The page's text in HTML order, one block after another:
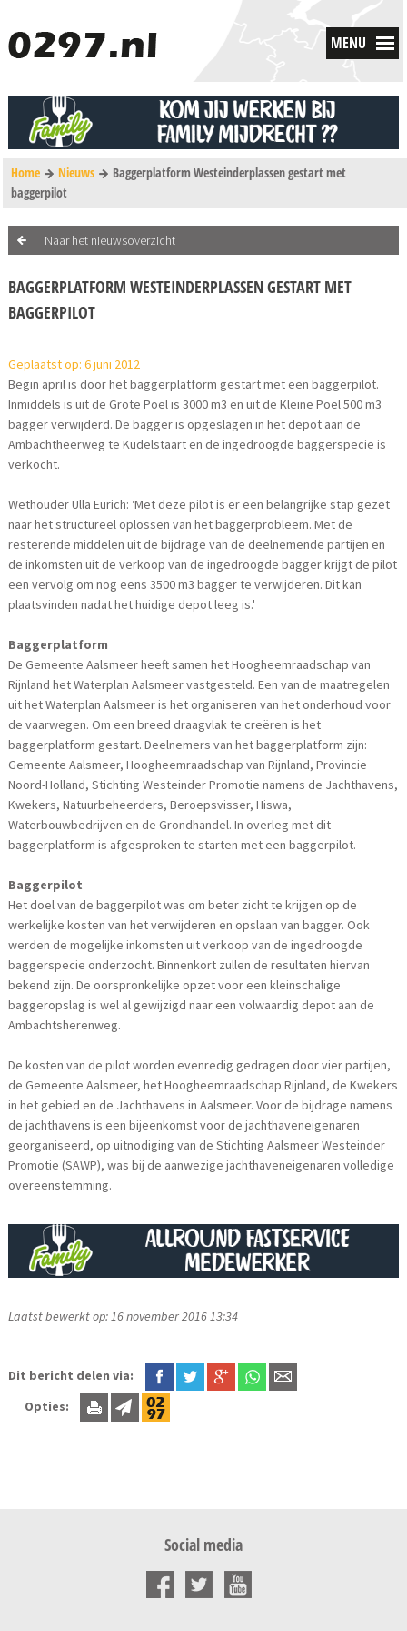
MENU
Home Nieuws
Baggerplatform Westeinderplassen gestart met
baggerpilot
Naar het nieuwsoverzicht
BAGGERPLATFORM WESTEINDERPLASSEN GESTART MET
BAGGERPILOT
Geplaatst op: 6 juni 2012
Begin april is door het baggerplatform gestart met een baggerpilot.
Inmiddels is uit de Grote Poel is 3000 m3 en uit de Kleine Poel 500 m3
bagger verwijderd. De bagger is opgeslagen in het depot aan de
Ambachtheerweg te Kudelstaart en de ingedroogde baggerspecie is
verkocht.
Wethouder Ulla Eurich: ‘Met deze pilot is er een belangrijke stap gezet
naar het structureel oplossen van het baggerprobleem. Met de
resterende middelen uit de bijdrage van de deelnemende partijen en
de inkomsten uit de verkoop van de ingedroogde bagger krijgt de pilot
een vervolg om nog eens 3500 m3 bagger te verwijderen. Dit kan
plaatsvinden nadat het huidige depot leeg is.'
Baggerplatform
De Gemeente Aalsmeer heeft samen het Hoogheemraadschap van
Rijnland het Waterplan Aalsmeer vastgesteld. Een van de maatregelen
uit het Waterplan Aalsmeer is het organiseren van het onderhoud voor
de vaarwegen. Om een breed draagvlak te creëren is het
baggerplatform gestart. Deelnemers van het baggerplatform zijn:
Gemeente Aalsmeer, Hoogheemraadschap van Rijnland, Provincie
Noord-Holland, Stichting Westeinder Promotie namens de Jachthavens,
Kwekers, Natuurbeheerders, Beroepsvisser, Hiswa,
Waterbouwbedrijven en de Grondhandel. In overleg met dit
baggerplatform is afgesproken te starten met een baggerpilot.
Baggerpilot
Het doel van de baggerpilot was om beter zicht te krijgen op de
werkelijke kosten van het verwijderen en opslaan van bagger. Ook
werden de mogelijke inkomsten uit verkoop van de ingedroogde
baggerspecie onderzocht. Binnenkort zullen de resultaten hiervan
bekend zijn. De oorspronkelijke opzet voor een kleinschalige
baggeropslag is wel al gewijzigd naar een volwaardig depot aan de
Ambachtsherenweg.
De kosten van de pilot worden evenredig gedragen door vier partijen,
de Gemeente Aalsmeer, het Hoogheemraadschap Rijnland, de Kwekers
in het gebied en de Jachthavens in Aalsmeer. Voor de bijdrage namens
de jachthavens is een bijeenkomst voor de jachthaveneigenaren
georganiseerd, op uitnodiging van de Stichting Aalsmeer Westeinder
Promotie (SAWP), was bij de aanwezige jachthaveneigenaren volledige
overeenstemming.
Laatst bewerkt op: 16 november 2016 13:34
Dit bericht delen via:
Opties:
Social media